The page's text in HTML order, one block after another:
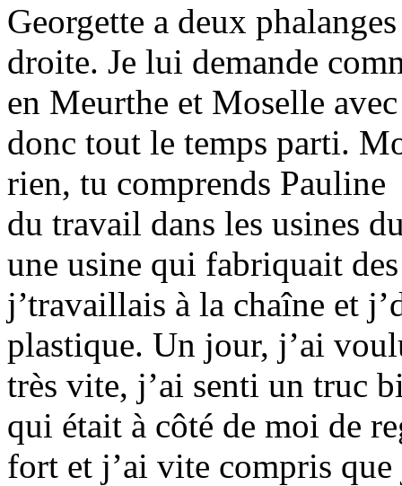
Georgette a deux
droite. Je lui demande
en Meurthe et Moselle
donc tout le temps parti.
rien, tu comprends
du travail dans les usines
une usine qui fabriquait
j’travaillais à la chaîne et
plastique. Un jour, j’ai
très vite, j’ai senti un truc
qui était à côté de moi de
fort et j’ai vite compris que